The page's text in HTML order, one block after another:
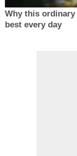
Why this
best every day